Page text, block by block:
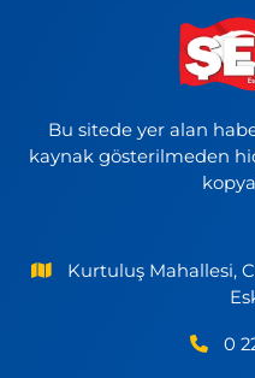
Bu sitede yer alan
kaynak gösterilmeden
Kurtuluş Mahallesi,
0